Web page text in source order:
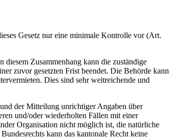
Gesetz nur eine minimale Kontrolle vor (Art.
Zusammenhang kann die zuständige
zuvor gesetzten Frist beendet. Die Behörde kann
Dies sind sehr weitreichende und
der Mitteilung unrichtiger Angaben über
und/oder wiederholten Fällen mit einer
Organisation nicht möglich ist, die natürliche
kann das kantonale Recht keine